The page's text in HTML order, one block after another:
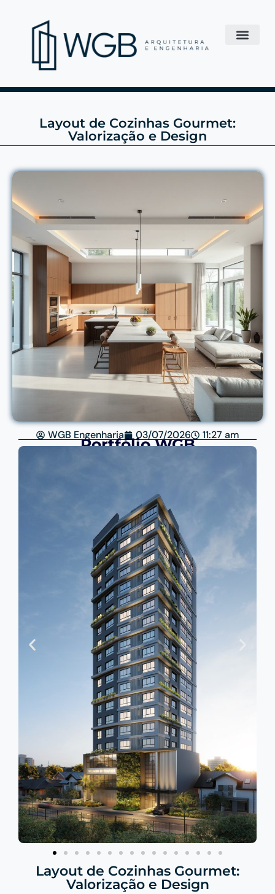
Layout de Cozinhas Gourmet:
Valorização e Design
WGB Engenharia 03/07/2026 11:27 am
Portfólio WGB
Layout de Cozinhas Gourmet:
Valorização e Design